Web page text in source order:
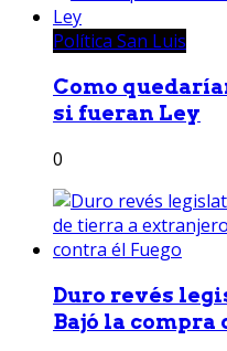
Política San Luis
Como
si fueran Ley
0
Duro revés
Bajó la compra